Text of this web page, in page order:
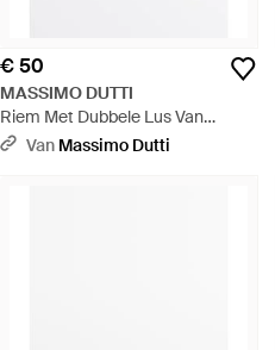
€ 50
MASSIMO DUTTI
Riem Met Dubbele Lus Van
Nappaleer - Zwart
Van Massimo Dutti